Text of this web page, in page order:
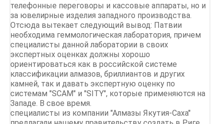
телефонные переговоры и кассовые аппараты, но и
за ювелирные изделия западного производства.
Отсюда вытекает следующий вывод: Патвии
необходима геммологическая лаборатория, причем
специалисты данной лаборатории в своих
экспертных оценках должны хорошо
ориентироваться как в российской системе
классификации алмазов, бриллиантов и других
камней, так и давать экспертную оценку по
системам "SCAM" и "SITY", которые применяются на
Западе. В свое время.
специалисты из компании "Алмазы Якутия-Саха"